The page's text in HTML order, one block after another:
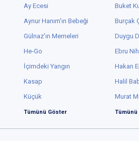
Ay Ecesi
Aynur Hanım'ın Bebeği
Gülnaz'ın Memeleri
He-Go
İçimdeki Yangın
Kasap
Küçük
Tümünü Göster
Buket
Burçak
Duygu
Ebru
Hakan
Halil
Murat
Tümünü